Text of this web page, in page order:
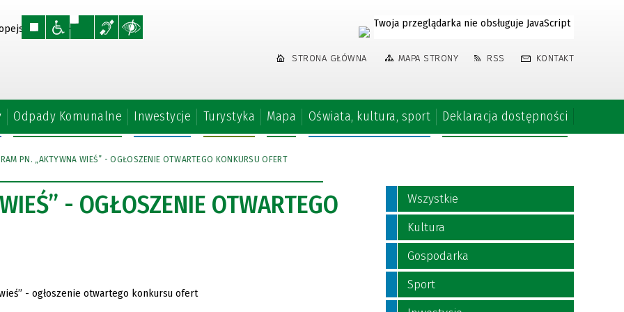
Twoja przeglądarka nie obsługuje JavaScript
STRONA GŁÓWNA MAPA STRONY RSS KONTAKT
Odpady Komunalne Inwestycje Turystyka Mapa Oświata, kultura, sport Deklaracja dostępności
PN. „AKTYWNA WIEŚ” - OGŁOSZENIE OTWARTEGO KONKURSU OFERT
- OGŁOSZENIE OTWARTEGO
Wszystkie
Kultura
Gospodarka
Sport